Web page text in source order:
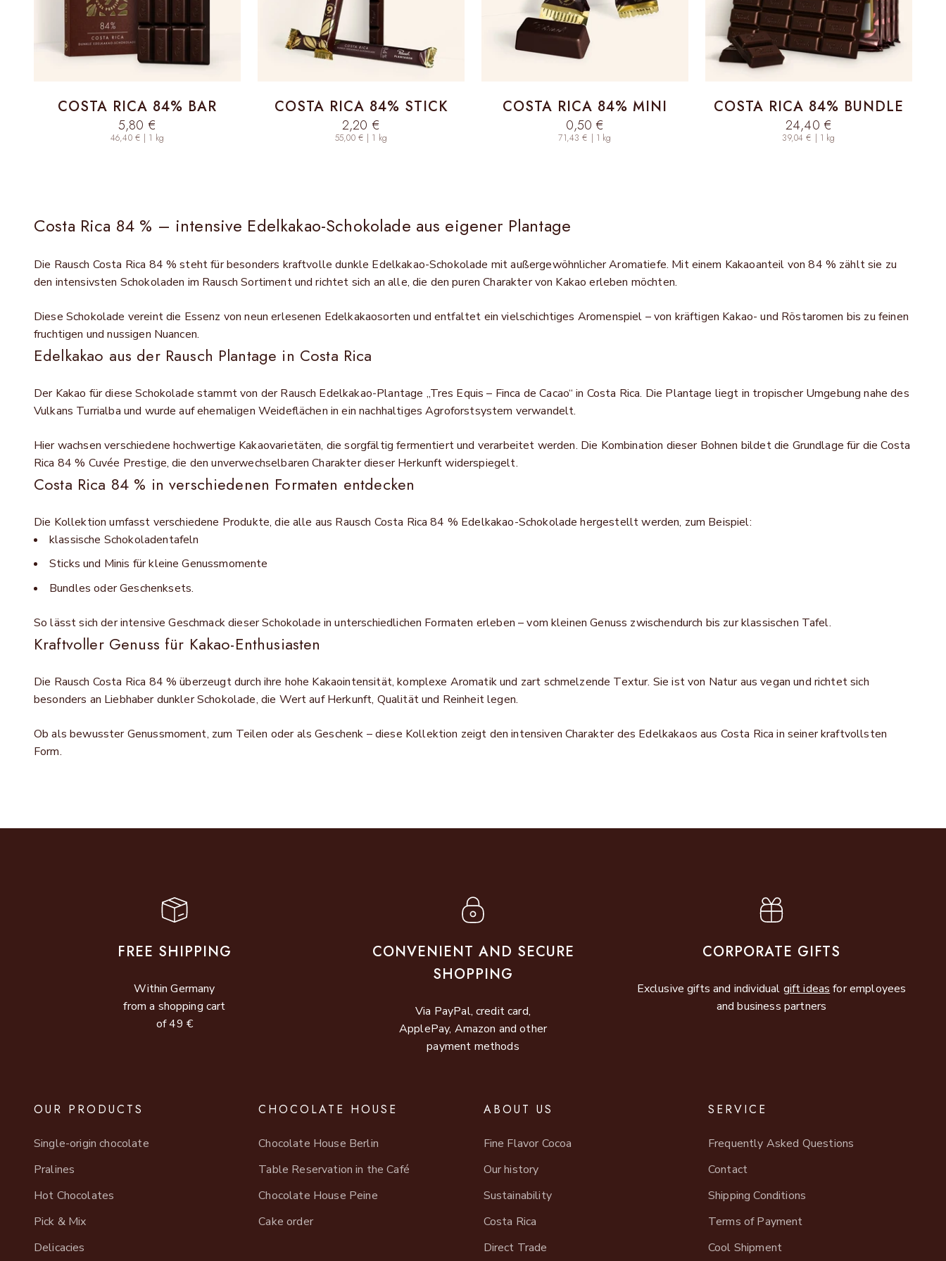
COSTA RICA 84% BAR
Sale price
5,80 €
46,40 € | 1 kg
COSTA RICA 84% STICK
Sale price
2,20 €
55,00 € | 1 kg
COSTA RICA 84% MINI
Sale price
0,50 €
71,43 € | 1 kg
COSTA RICA 84% BUNDLE
Sale price
24,40 €
39,04 € | 1 kg
Costa Rica 84 % – intensive Edelkakao-Schokolade aus eigener Plantage
Die Rausch Costa Rica 84 % steht für besonders kraftvolle dunkle Edelkakao-Schokolade mit außergewöhnlicher Aromatiefe. Mit einem Kakaoanteil von 84 % zählt sie zu
den intensivsten Schokoladen im Rausch Sortiment und richtet sich an alle, die den puren Charakter von Kakao erleben möchten.
Diese Schokolade vereint die Essenz von neun erlesenen Edelkakaosorten und entfaltet ein vielschichtiges Aromenspiel – von kräftigen Kakao- und Röstaromen bis zu feinen
fruchtigen und nussigen Nuancen.
Edelkakao aus der Rausch Plantage in Costa Rica
Der Kakao für diese Schokolade stammt von der Rausch Edelkakao-Plantage „Tres Equis – Finca de Cacao“ in Costa Rica. Die Plantage liegt in tropischer Umgebung nahe des
Vulkans Turrialba und wurde auf ehemaligen Weideflächen in ein nachhaltiges Agroforstsystem verwandelt.
Hier wachsen verschiedene hochwertige Kakaovarietäten, die sorgfältig fermentiert und verarbeitet werden. Die Kombination dieser Bohnen bildet die Grundlage für die Costa
Rica 84 % Cuvée Prestige, die den unverwechselbaren Charakter dieser Herkunft widerspiegelt.
Costa Rica 84 % in verschiedenen Formaten entdecken
Die Kollektion umfasst verschiedene Produkte, die alle aus Rausch Costa Rica 84 % Edelkakao-Schokolade hergestellt werden, zum Beispiel:
klassische Schokoladentafeln
Sticks und Minis für kleine Genussmomente
Bundles oder Geschenksets.
So lässt sich der intensive Geschmack dieser Schokolade in unterschiedlichen Formaten erleben – vom kleinen Genuss zwischendurch bis zur klassischen Tafel.
Kraftvoller Genuss für Kakao-Enthusiasten
Die Rausch Costa Rica 84 % überzeugt durch ihre hohe Kakao­intensität, komplexe Aromatik und zart schmelzende Textur. Sie ist von Natur aus vegan und richtet sich
besonders an Liebhaber dunkler Schokolade, die Wert auf Herkunft, Qualität und Reinheit legen.
Ob als bewusster Genussmoment, zum Teilen oder als Geschenk – diese Kollektion zeigt den intensiven Charakter des Edelkakaos aus Costa Rica in seiner kraftvollsten
Form.
FREE SHIPPING
Within Germany
from a shopping cart
of 49 €
CONVENIENT AND SECURE
SHOPPING
Via PayPal, credit card,
ApplePay, Amazon and other
payment methods
CORPORATE GIFTS
Exclusive gifts and individual gift ideas for employees
and business partners
OUR PRODUCTS
Single-origin chocolate
Pralines
Hot Chocolates
Pick & Mix
Delicacies
CHOCOLATE HOUSE
Chocolate House Berlin
Table Reservation in the Café
Chocolate House Peine
Cake order
ABOUT US
Fine Flavor Cocoa
Our history
Sustainability
Costa Rica
Direct Trade
SERVICE
Frequently Asked Questions
Contact
Shipping Conditions
Terms of Payment
Cool Shipment